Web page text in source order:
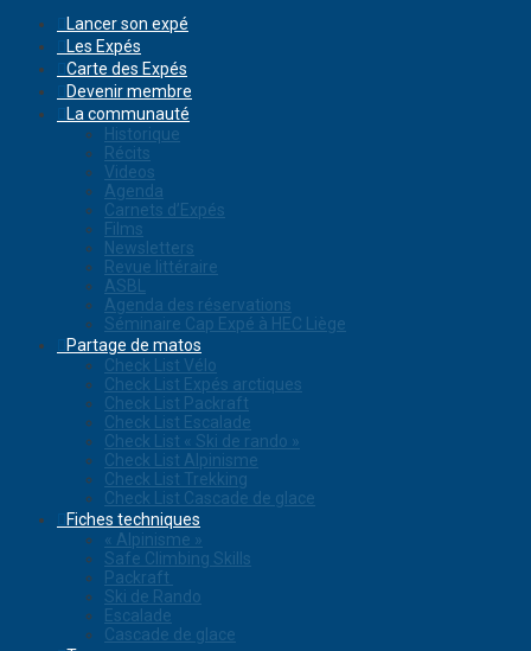
Lancer son expé
Les Expés
Carte des Expés
Devenir membre
La communauté
Historique
Récits
Videos
Agenda
Carnets d’Expés
Films
Newsletters
Revue littéraire
ASBL
Agenda des réservations
Séminaire Cap Expé à HEC Liège
Partage de matos
Check List Vélo
Check List Expés arctiques
Check List Packraft
Check List Escalade
Check List « Ski de rando »
Check List Alpinisme
Check List Trekking
Check List Cascade de glace
Fiches techniques
« Alpinisme »
Safe Climbing Skills
Packraft
Ski de Rando
Escalade
Cascade de glace